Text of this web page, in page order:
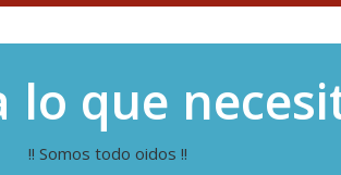
lo que
!! Somos todo oidos !!